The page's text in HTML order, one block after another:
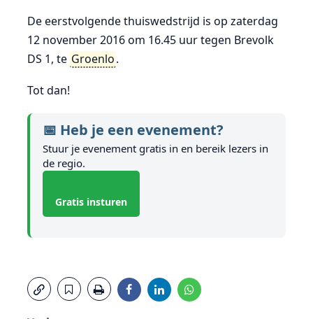
De eerstvolgende thuiswedstrijd is op zaterdag
12 november 2016 om 16.45 uur tegen Brevolk
DS 1, te Groenlo.
Tot dan!
📅 Heb je een evenement?
Stuur je evenement gratis in en bereik lezers in
de regio.
Gratis insturen